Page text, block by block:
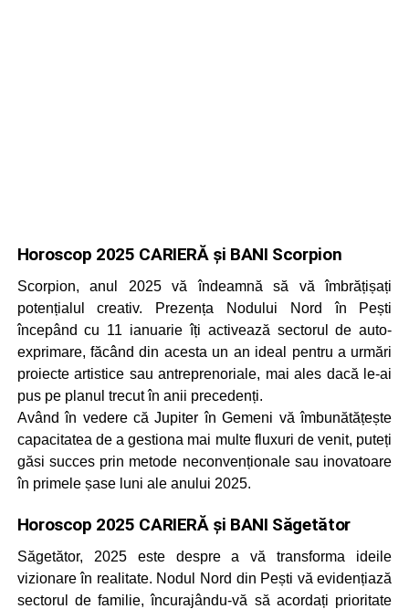
Horoscop 2025 CARIERĂ și BANI Scorpion
Scorpion, anul 2025 vă îndeamnă să vă îmbrățișați
potențialul creativ. Prezența Nodului Nord în Pești
începând cu 11 ianuarie îți activează sectorul de auto-
exprimare, făcând din acesta un an ideal pentru a urmări
proiecte artistice sau antreprenoriale, mai ales dacă le-ai
pus pe planul trecut în anii precedenți.
Având în vedere că Jupiter în Gemeni vă îmbunătățește
capacitatea de a gestiona mai multe fluxuri de venit, puteți
găsi succes prin metode neconvenționale sau inovatoare
în primele șase luni ale anului 2025.
Horoscop 2025 CARIERĂ și BANI Săgetător
Săgetător, 2025 este despre a vă transforma ideile
vizionare în realitate. Nodul Nord din Pești vă evidențiază
sectorul de familie, încurajându-vă să acordați prioritate